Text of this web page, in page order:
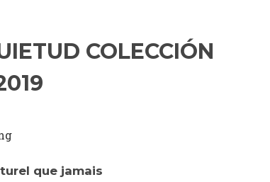
COLECCIÓN
que jamais